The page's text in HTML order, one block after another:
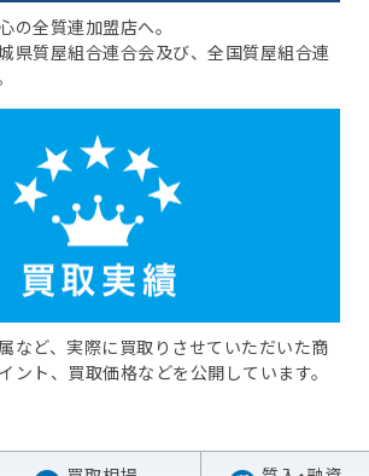
の全質連加盟店へ。
県質屋組合連合会及び、全国質屋組合連
など、実際に買取りさせていただいた商
ント、買取価格などを公開しています。